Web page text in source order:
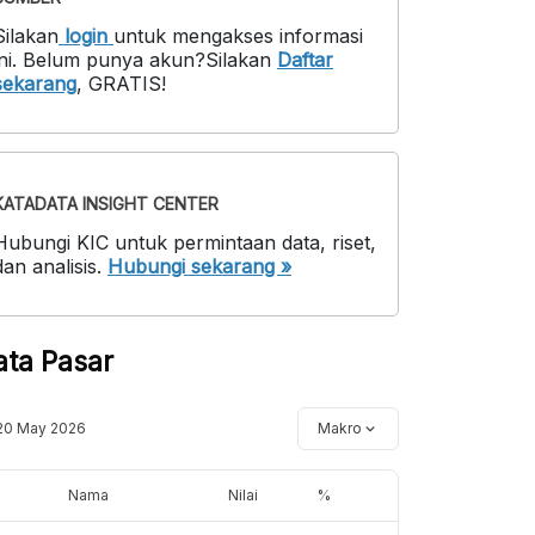
login untuk mengakses informasi
. Belum punya akun?Silakan Daftar
, GRATIS!
INSIGHT CENTER
KIC untuk permintaan data, riset,
analisis. Hubungi sekarang »
Pasar
May 2026 Makro
Nama Nilai %